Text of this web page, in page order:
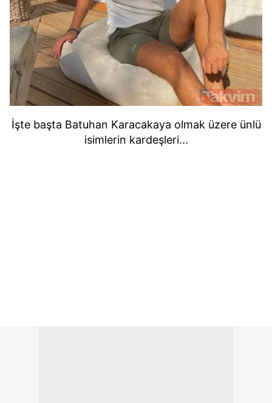
İşte başta Batuhan Karacakaya olmak üzere ünlü
isimlerin kardeşleri...